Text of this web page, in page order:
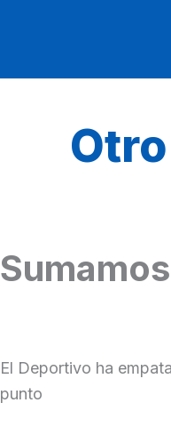
El Deportivo ha
punto